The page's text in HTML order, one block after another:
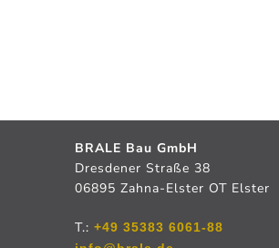
BRALE Bau GmbH
Dresdener Straße 38
06895 Zahna-Elster OT Elster
T.:+49 35383 6061-88